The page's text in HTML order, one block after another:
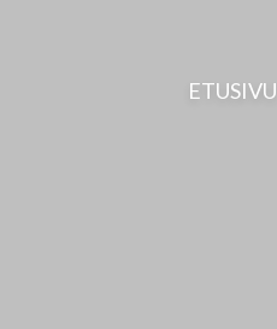
ETUSIVU